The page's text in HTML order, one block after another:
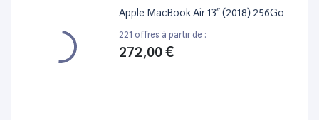
Apple MacBook Air 13” (2018) 256Go
221 offres à partir de :
272,00 €